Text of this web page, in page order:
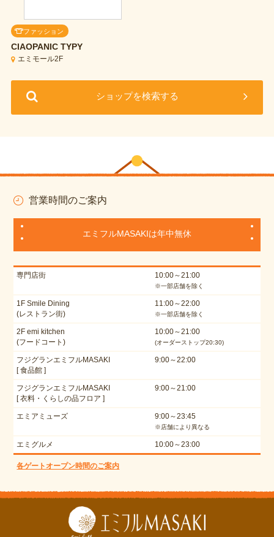
ファッション
CIAOPANIC TYPY
エミモール2F
ショップを検索する
営業時間のご案内
エミフルMASAKIは年中無休
専門店街 10:00～21:00
※一部店舗を除く
1F Smile Dining
(レストラン街)
11:00～22:00
※一部店舗を除く
2F emi kitchen
(フードコート)
10:00～21:00
(オーダーストップ20:30)
フジグランエミフルMASAKI
[ 食品館 ]
9:00～22:00
フジグランエミフルMASAKI
[ 衣料・くらしの品フロア ]
9:00～21:00
エミアミューズ 9:00～23:45
※店舗により異なる
エミグルメ 10:00～23:00
各ゲートオープン時間のご案内